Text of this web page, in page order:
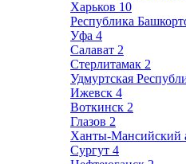
Харьков 10
Республика
Уфа 4
Салават 2
Стерлитамак 2
Удмуртская
Ижевск 4
Воткинск 2
Глазов 2
Ханты-Мансийский
Сургут 4